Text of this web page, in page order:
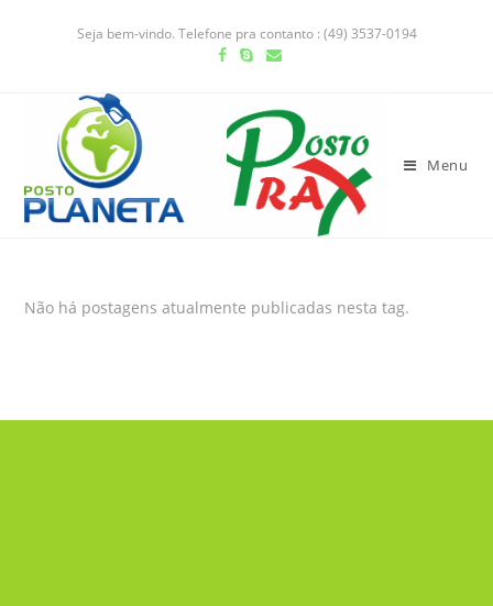
Seja bem-vindo. Telefone pra contanto : (49) 3537-0194
Menu
Não há postagens atualmente publicadas nesta tag.